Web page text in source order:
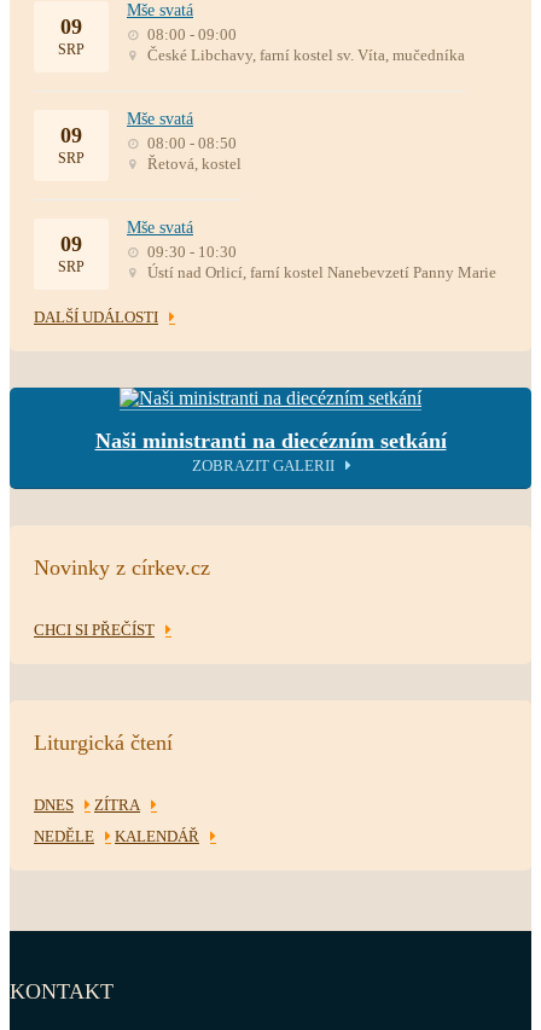
09
SRP
Mše svatá
08:00 - 09:00
České Libchavy, farní kostel sv. Víta, mučedníka
09
SRP
Mše svatá
08:00 - 08:50
Řetová, kostel
09
SRP
Mše svatá
09:30 - 10:30
Ústí nad Orlicí, farní kostel Nanebevzetí Panny Marie
DALŠÍ UDÁLOSTI
Naši ministranti na diecézním setkání
ZOBRAZIT GALERII
Novinky z církev.cz
CHCI SI PŘEČÍST
Liturgická čtení
DNES
ZÍTRA
NEDĚLE
KALENDÁŘ
KONTAKT